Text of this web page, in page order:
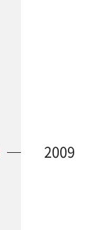
2009